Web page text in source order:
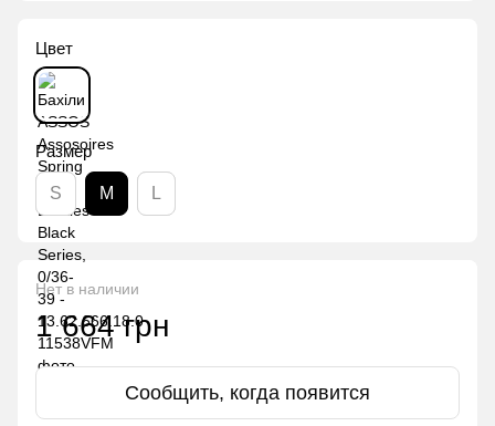
Цвет
Размер
S M L
Нет в наличии
1 664 грн
Сообщить, когда появится